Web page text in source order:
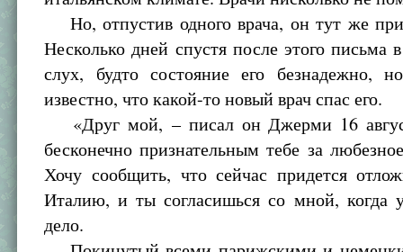
Но, отпустив одного врача, он тут же
Несколько дней спустя после этого письма
слух, будто состояние его безнадежно,
известно, что какой-то новый врач спас его.
«Друг мой, – писал он Джерми 16
бесконечно признательным тебе за
Хочу сообщить, что сейчас придется
Италию, и ты согласишься со мной, когда
дело.